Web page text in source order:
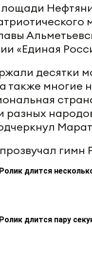
«Единая
десятки
также многие
разных
гимн
Ролик длится
Ролик длится пару